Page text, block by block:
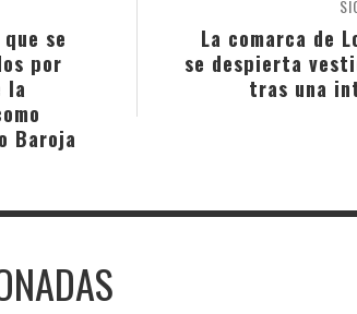
La comarca de
se despierta
tras una
se
por
la
Baroja